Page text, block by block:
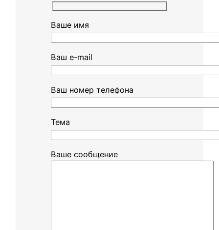
Ваше имя
Ваш e-mail
Ваш номер телефона
Тема
Ваше сообщение